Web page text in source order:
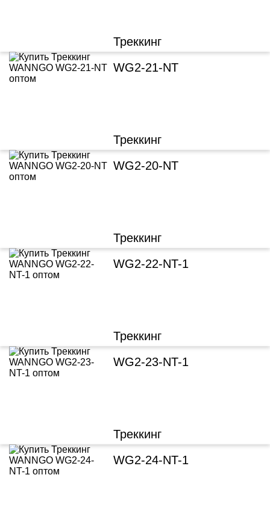
Треккинг
WG2-21-NT
Треккинг
WG2-20-NT
Треккинг
WG2-22-NT-1
Треккинг
WG2-23-NT-1
Треккинг
WG2-24-NT-1